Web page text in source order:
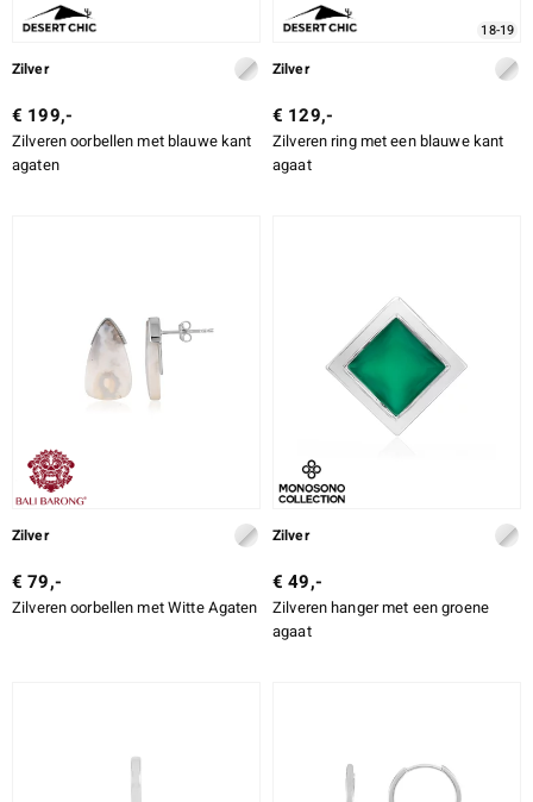
Zilver
€ 199,-
Zilveren oorbellen met blauwe kant
agaten
18-19
Zilver
€ 129,-
Zilveren ring met een blauwe kant
agaat
Zilver
€ 79,-
Zilveren oorbellen met Witte Agaten
Zilver
€ 49,-
Zilveren hanger met een groene
agaat